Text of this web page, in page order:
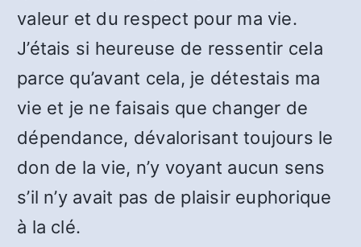
valeur et du respect pour ma vie.
J’étais si heureuse de ressentir cela
parce qu’avant cela, je détestais ma
vie et je ne faisais que changer de
dépendance, dévalorisant toujours le
don de la vie, n’y voyant aucun sens
s’il n’y avait pas de plaisir euphorique
à la clé.